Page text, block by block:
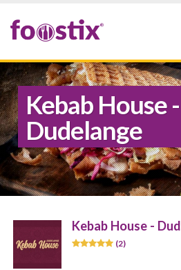
Kebab House -
Dudelange
Kebab House -
(2)